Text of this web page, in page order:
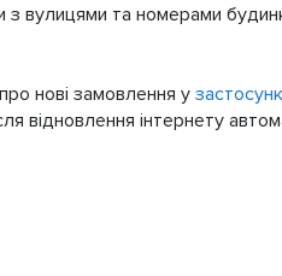
з вулицями та номерами
нові замовлення у
відновлення інтернету